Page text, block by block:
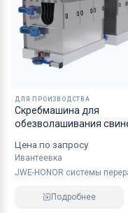
ДЛЯ ПРОИЗВОДСТВА
Скребмашина для
обезволашивания
Цена по запросу
Ивантеевка
JWE-HONOR системы
Подробнее